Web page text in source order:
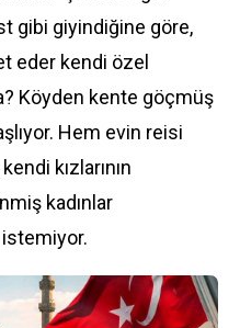
gibi giyindiğine göre,
eder kendi özel
Köyden kente göçmüş
Hem evin reisi
kızlarının
kadınlar
istemiyor.